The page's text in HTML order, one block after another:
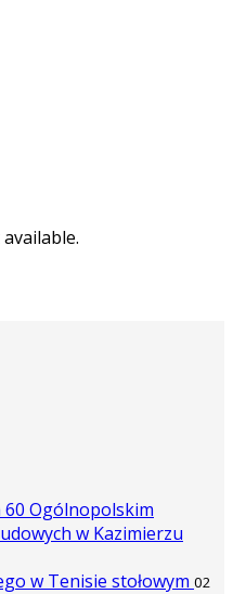
Ogólnopolskim
w Kazimierzu
w Tenisie stołowym 02